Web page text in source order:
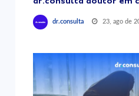
dr.consulta 23, ago de